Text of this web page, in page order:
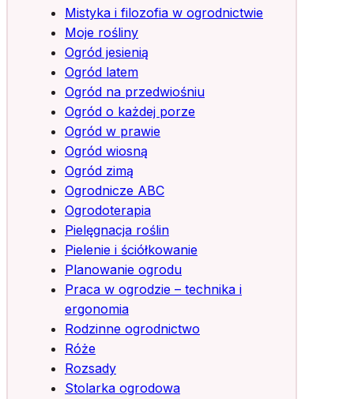
Mistyka i filozofia w ogrodnictwie
Moje rośliny
Ogród jesienią
Ogród latem
Ogród na przedwiośniu
Ogród o każdej porze
Ogród w prawie
Ogród wiosną
Ogród zimą
Ogrodnicze ABC
Ogrodoterapia
Pielęgnacja roślin
Pielenie i ściółkowanie
Planowanie ogrodu
Praca w ogrodzie – technika i
ergonomia
Rodzinne ogrodnictwo
Róże
Rozsady
Stolarka ogrodowa